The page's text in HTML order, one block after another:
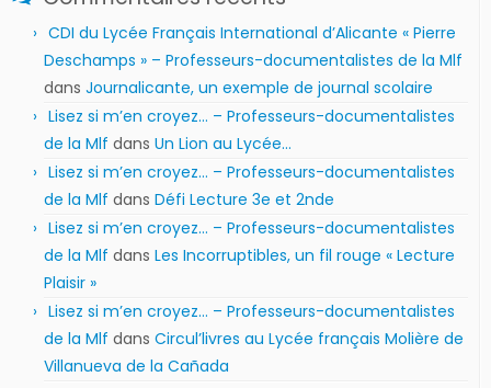
CDI du Lycée Français International d’Alicante « Pierre
Deschamps » – Professeurs-documentalistes de la Mlf
dans Journalicante, un exemple de journal scolaire
Lisez si m’en croyez… – Professeurs-documentalistes
de la Mlf dans Un Lion au Lycée…
Lisez si m’en croyez… – Professeurs-documentalistes
de la Mlf dans Défi Lecture 3e et 2nde
Lisez si m’en croyez… – Professeurs-documentalistes
de la Mlf dans Les Incorruptibles, un fil rouge « Lecture
Plaisir »
Lisez si m’en croyez… – Professeurs-documentalistes
de la Mlf dans Circul’livres au Lycée français Molière de
Villanueva de la Cañada